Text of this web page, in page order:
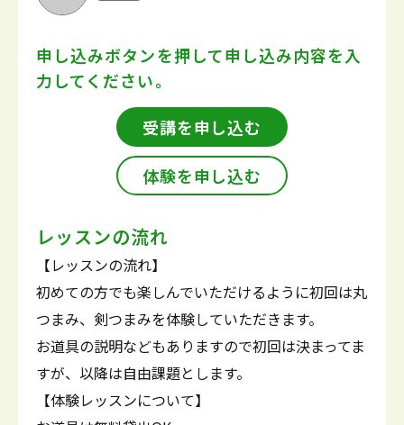
申し込みボタンを押して申し込み内容を入
力してください。
受講を申し込む
体験を申し込む
レッスンの流れ
【レッスンの流れ】
初めての方でも楽しんでいただけるように初回は丸
つまみ、剣つまみを体験していただきます。
お道具の説明などもありますので初回は決まってま
すが、以降は自由課題とします。
【体験レッスンについて】